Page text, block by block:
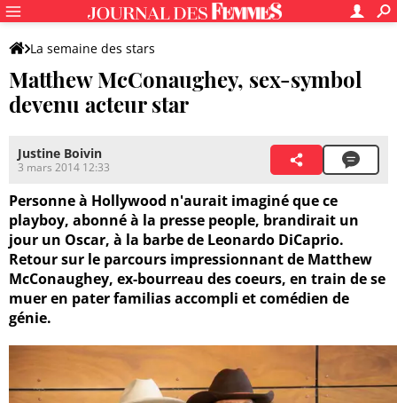
La semaine des stars
Matthew McConaughey, sex-symbol
devenu acteur star
Justine Boivin
3 mars 2014 12:33
Personne à Hollywood n'aurait imaginé que ce
playboy, abonné à la presse people, brandirait un
jour un Oscar, à la barbe de Leonardo DiCaprio.
Retour sur le parcours impressionnant de Matthew
McConaughey, ex-bourreau des coeurs, en train de se
muer en pater familias accompli et comédien de
génie.